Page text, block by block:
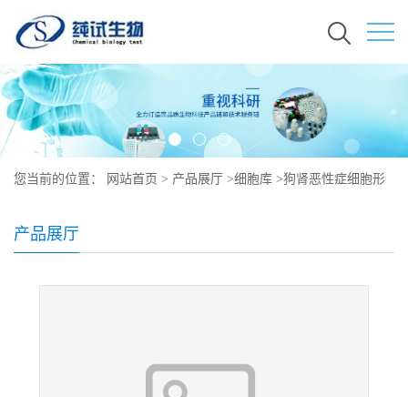
您当前的位置： 网站首页 > 产品展厅 >细胞库 >狗肾恶性症细胞形
产品展厅